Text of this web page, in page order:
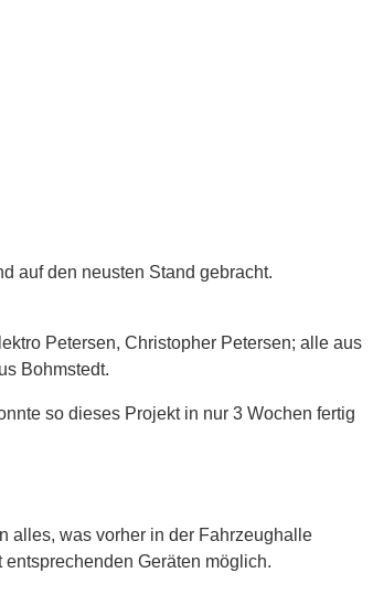
auf den neusten Stand gebracht.
Petersen, Christopher Petersen; alle aus
Bohmstedt.
so dieses Projekt in nur 3 Wochen fertig
alles, was vorher in der Fahrzeughalle
Geräten möglich.